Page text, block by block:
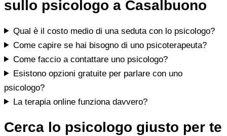
sullo psicologo a Casalbuono
Qual è il costo medio di una seduta con lo psicologo?
Come capire se hai bisogno di uno psicoterapeuta?
Come faccio a contattare uno psicologo?
Esistono opzioni gratuite per parlare con uno
psicologo?
La terapia online funziona davvero?
Cerca lo psicologo giusto per te